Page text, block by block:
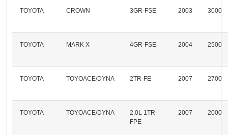
TOYOTA CROWN 3GR-FSE 2003 3000
TOYOTA MARK X 4GR-FSE 2004 2500
TOYOTA TOYOACE/DYNA 2TR-FE 2007 2700
TOYOTA TOYOACE/DYNA
2.0L 1TR-
FPE
2007 2000